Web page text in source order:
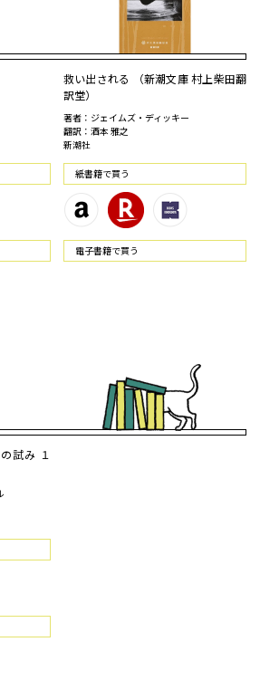
救い出される （新潮文庫 村上柴田翻
訳堂）
著者：ジェイムズ・ディッキー
翻訳：酒本 雅之
新潮社
紙書籍で買う
電⼦書籍で買う
試み １